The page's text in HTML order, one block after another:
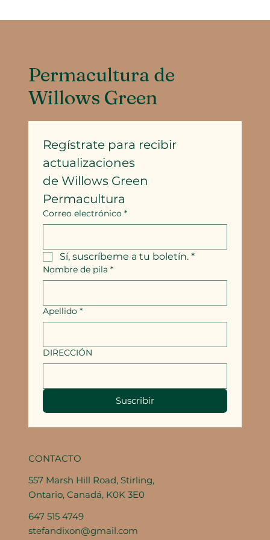
Permacultura de
Willows Green
Regístrate para recibir
actualizaciones
de Willows Green
Permacultura
Correo electrónico *
Sí, suscríbeme a tu boletín. *
Nombre de pila *
Apellido *
DIRECCIÓN
Suscribir
CONTACTO
557 Marsh Hill Road, Stirling,
Ontario, Canadá, K0K 3E0
647 515 4749
stefandixon@gmail.com